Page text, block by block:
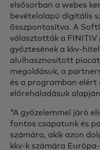
elsősorban a webes
bevételalapú digitális
összpontosítva. A
választották a FINITIV
győztesének a kkv-
alulhasznosított piacát
megoldásuk, a
és a programban elért
előrehaladásuk
"A győzelemmel járó
fontos csapatunk és
számára, akik azon
kkv-k számára